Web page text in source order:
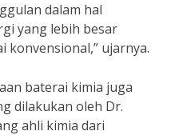
dalam hal
yang lebih besar
konvensional,” ujarnya.
baterai kimia juga
dilakukan oleh Dr.
ahli kimia dari